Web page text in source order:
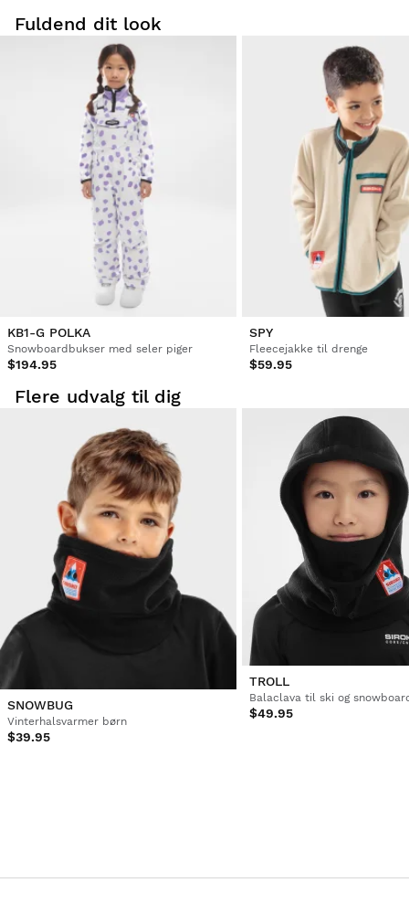
Prøv vores produkter komfortabelt i eget hjem.
Du har 30 dage fra leveringsdatoen og frem til at
anmode om en returnering. Returnering af
produkter for
at bytte
størrelse
er helt
GRATIS!
Du kan nemt og hurtigt returnere et produkt via din
Siroko-konto.
Refusion via den oprindelige betalingsmetode Fra $9.95
Fuldend dit look
KB1-G POLKA
Snowboardbukser med seler piger
$194.95
SPY
Fleecejakke til drenge
$59.95
Flere udvalg til dig
SNOWBUG
Vinterhalsvarmer børn
$39.95
TROLL
Balaclava til ski og
$49.95